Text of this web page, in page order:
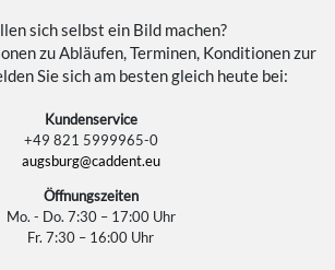
sich selbst ein Bild machen?
zu Abläufen, Terminen, Konditionen zur
Sie sich am besten gleich heute bei:
Kundenservice
+49 821 5999965-0
augsburg@caddent.eu
Öffnungszeiten
Mo. - Do. 7:30 – 17:00 Uhr
Fr. 7:30 – 16:00 Uhr